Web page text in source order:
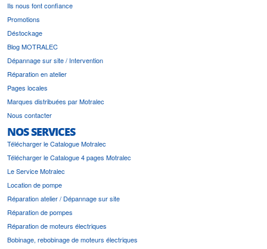
Ils nous font confiance
Promotions
Déstockage
Blog MOTRALEC
Dépannage sur site / Intervention
Réparation en atelier
Pages locales
Marques distribuées par Motralec
Nous contacter
NOS SERVICES
Télécharger le Catalogue Motralec
Télécharger le Catalogue 4 pages Motralec
Le Service Motralec
Location de pompe
Réparation atelier / Dépannage sur site
Réparation de pompes
Réparation de moteurs électriques
Bobinage, rebobinage de moteurs électriques